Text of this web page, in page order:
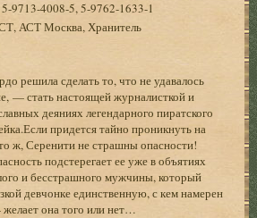
9713-4008-5, 5-9762-1633-1
АСТ Москва, Хранитель
решила сделать то, что не удавалось
— стать настоящей журналисткой и
деяниях легендарного пиратского
придется тайно проникнуть на
ж, Серенити не страшны опасности!
подстерегает ее уже в объятиях
и бесстрашного мужчины, который
девчонке единственную, с кем намерен
она того или нет…